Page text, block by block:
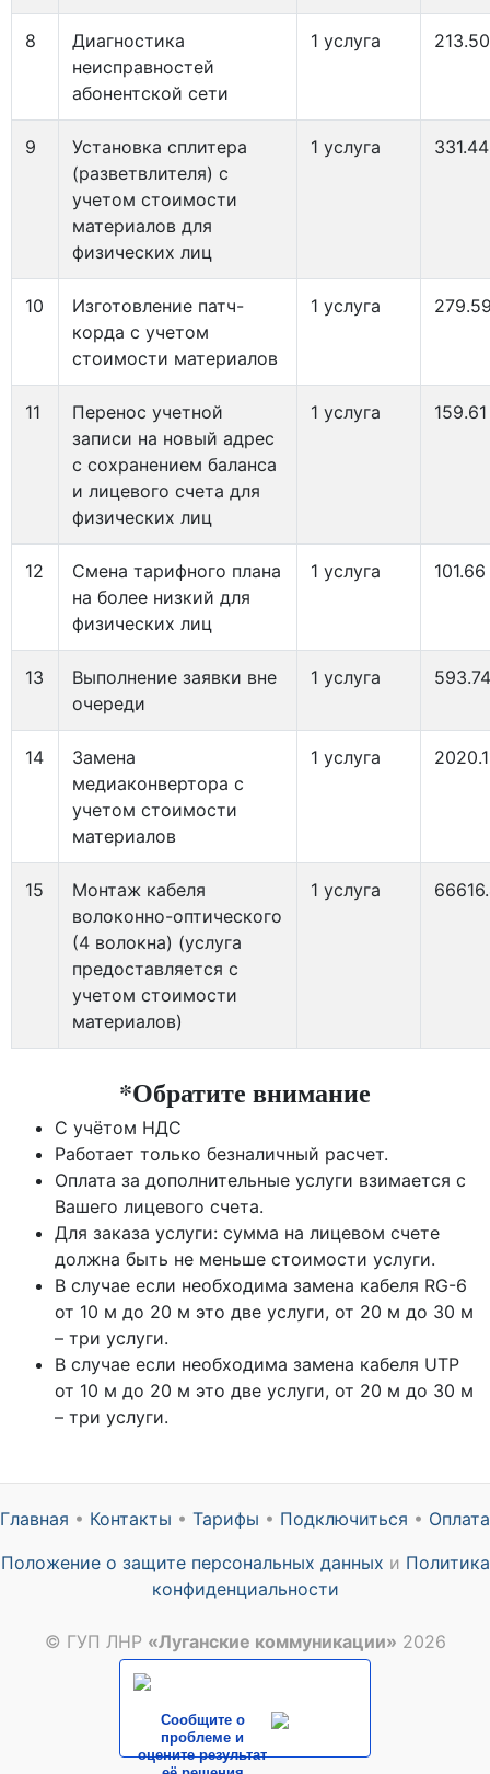
8
Диагностика
неисправностей
абонентской сети
1 услуга 213.50
9
Установка сплитера
(разветвлителя) с
учетом стоимости
материалов для
физических лиц
1 услуга 331.44
10
Изготовление патч-
корда с учетом
стоимости материалов
1 услуга
11
Перенос учетной
записи на новый адрес
с сохранением баланса
и лицевого счета для
физических лиц
1 услуга 159.61
12
Смена тарифного плана
на более низкий для
физических лиц
1 услуга 101.66
13
Выполнение заявки вне
очереди
1 услуга 593.74
14
Замена
медиаконвертора с
учетом стоимости
материалов
1 услуга
15
Монтаж кабеля
волоконно-оптического
(4 волокна) (услуга
предоставляется с
учетом стоимости
материалов)
1 услуга
*Обратите внимание
С учётом НДС
Работает только безналичный расчет.
Оплата за дополнительные услуги взимается с
Вашего лицевого счета.
Для заказа услуги: сумма на лицевом счете
должна быть не меньше стоимости услуги.
В случае если необходима замена кабеля RG-6
от 10 м до 20 м это две услуги, от 20 м до 30 м
– три услуги.
В случае если необходима замена кабеля UTP
от 10 м до 20 м это две услуги, от 20 м до 30 м
– три услуги.
Главная • Контакты • Тарифы • Подключиться • Оплата
Положение о защите персональных данных и Политика
конфиденциальности
© ГУП ЛНР «Луганские коммуникации» 2026
Сообщите о
проблеме и
оцените результат